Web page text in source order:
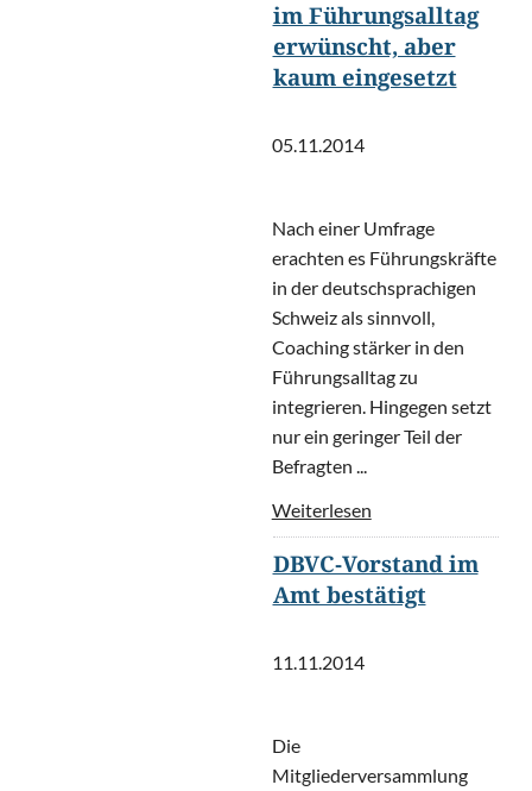
im Führungsalltag
erwünscht, aber
kaum eingesetzt
05.11.2014
Nach einer Umfrage
erachten es Führungskräfte
in der deutschsprachigen
Schweiz als sinnvoll,
Coaching stärker in den
Führungsalltag zu
integrieren. Hingegen setzt
nur ein geringer Teil der
Befragten ...
Weiterlesen
DBVC-Vorstand im
Amt bestätigt
11.11.2014
Die
Mitgliederversammlung